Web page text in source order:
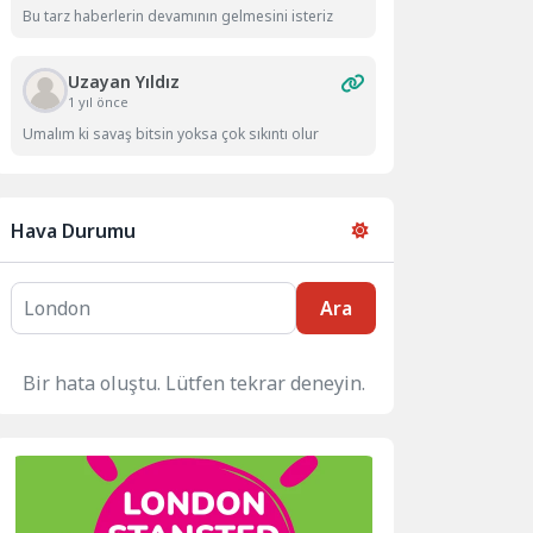
Bu tarz haberlerin devamının gelmesini isteriz
Uzayan Yıldız
1 yıl önce
Umalım ki savaş bitsin yoksa çok sıkıntı olur
Hava Durumu
Ara
Bir hata oluştu. Lütfen tekrar deneyin.